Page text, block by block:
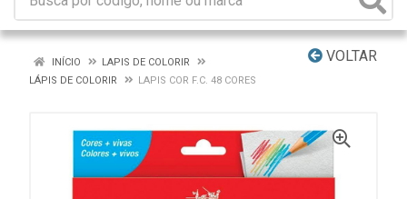
VOLTAR
INÍCIO
LAPIS DE COLORIR
LÁPIS DE COLORIR
LAPIS COR F.C. 48 CORES